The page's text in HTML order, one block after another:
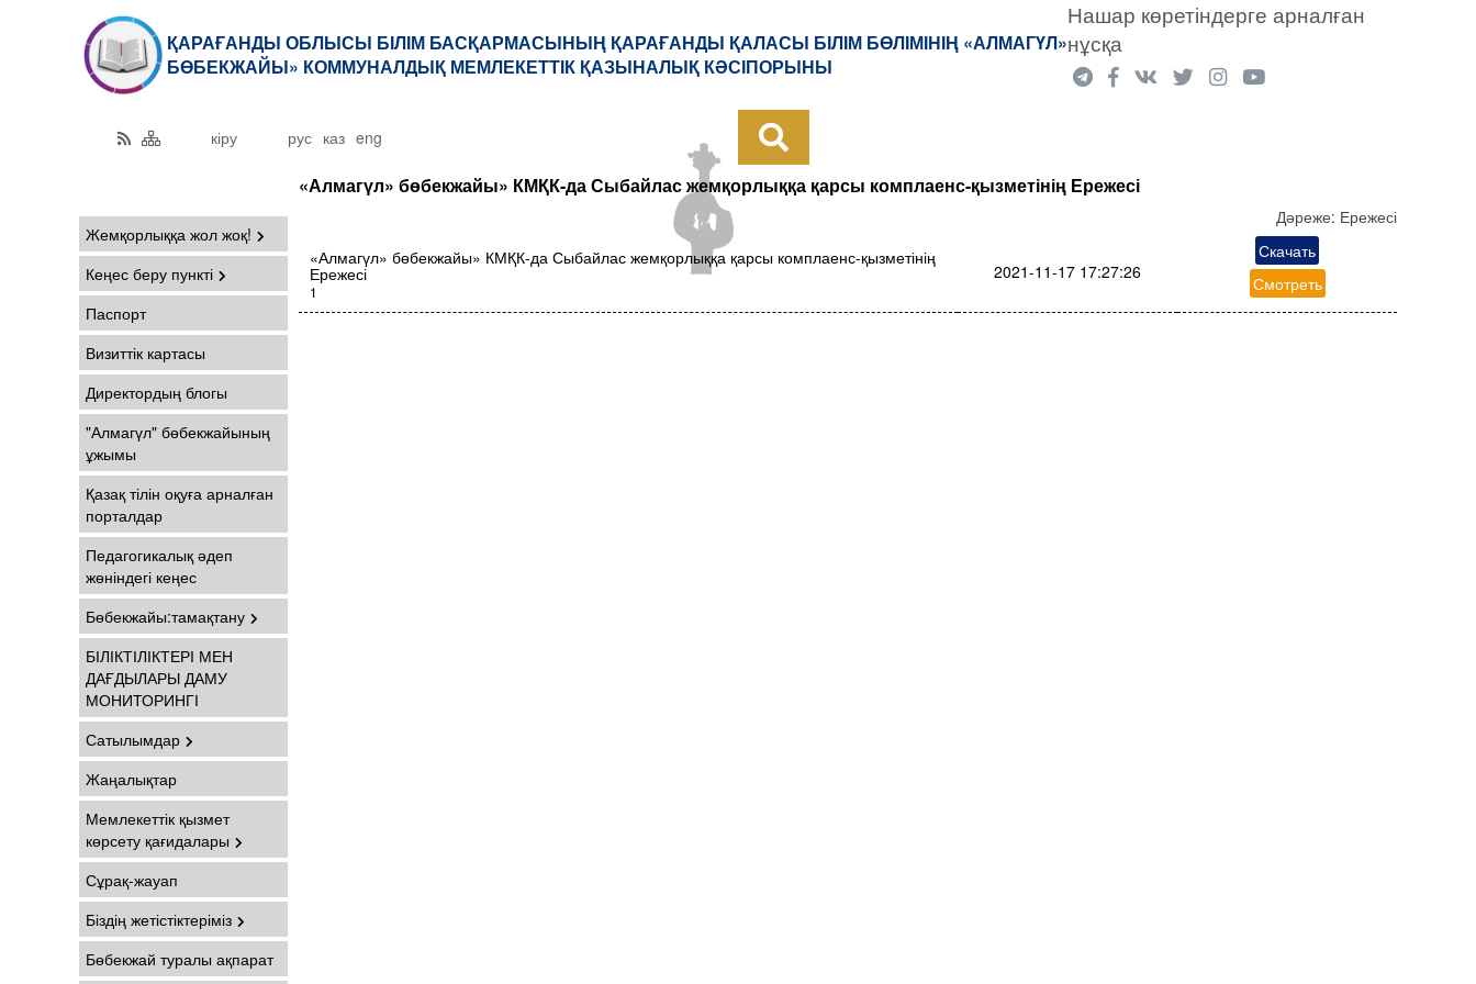
ҚАРАҒАНДЫ ОБЛЫСЫ БІЛІМ БАСҚАРМАСЫНЫҢ ҚАРАҒАНДЫ ҚАЛАСЫ БІЛІМ БӨЛІМІНІҢ «АЛМАГҮЛ»
БӨБЕКЖАЙЫ» КОММУНАЛДЫҚ МЕМЛЕКЕТТІК ҚАЗЫНАЛЫҚ КӘСІПОРЫНЫ
Нашар көретіндерге арналған
нұсқа
кіру рус каз eng
Жемқорлыққа жол жоқ!
Кеңес беру пункті
Паспорт
Визиттік картасы
Директордың блогы
"Алмагүл" бөбекжайының
ұжымы
Қазақ тілін оқуға арналған
порталдар
Педагогикалық әдеп
жөніндегі кеңес
Бөбекжайы:тамақтану
БІЛІКТІЛІКТЕРІ МЕН
ДАҒДЫЛАРЫ ДАМУ
МОНИТОРИНГІ
Сатылымдар
Жаңалықтар
Мемлекеттік қызмет
көрсету қағидалары
Сұрақ-жауап
Біздің жетістіктеріміз
Бөбекжай туралы ақпарат
«Алмагүл» бөбекжайы» КМҚК-да Сыбайлас жемқорлыққа қарсы комплаенс-қызметінің Ережесі
Дәреже: Ережесі
«Алмагүл» бөбекжайы» КМҚК-да Сыбайлас жемқорлыққа қарсы комплаенс-қызметінің
Ережесі
1
2021-11-17 17:27:26
Скачать
Смотреть